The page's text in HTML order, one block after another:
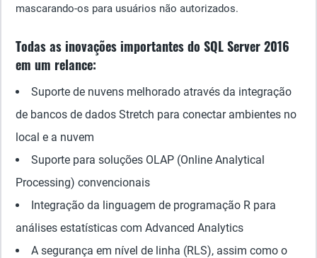
mascarando-os para usuários não autorizados.
Todas as inovações importantes do SQL Server 2016
em um relance:
Suporte de nuvens melhorado através da integração
de bancos de dados Stretch para conectar ambientes no
local e a nuvem
Suporte para soluções OLAP (Online Analytical
Processing) convencionais
Integração da linguagem de programação R para
análises estatísticas com Advanced Analytics
A segurança em nível de linha (RLS), assim como o